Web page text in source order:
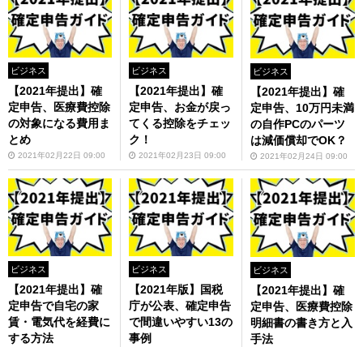
ビジネス
【2021年提出】確
定申告、医療費控除
の対象になる費用ま
とめ
2021年02月22日 09:00
ビジネス
【2021年提出】確
定申告、お金が戻っ
てくる控除をチェッ
ク！
2021年02月23日 09:00
ビジネス
【2021年提出】確
定申告、10万円未満
の自作PCのパーツ
は減価償却でOK？
2021年02月24日 09:00
ビジネス
【2021年提出】確
定申告で自宅の家
賃・電気代を経費に
する方法
ビジネス
【2021年版】国税
庁が公表、確定申告
で間違いやすい13の
事例
ビジネス
【2021年提出】確
定申告、医療費控除
明細書の書き方と入
手法